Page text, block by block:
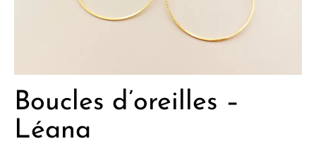
Boucles d’oreilles –
Léana